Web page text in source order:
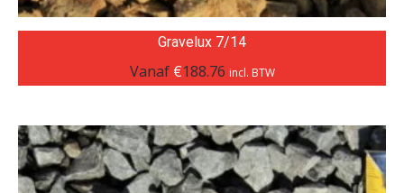
Gravelux 7/14
Vanaf €188.76 incl. BTW